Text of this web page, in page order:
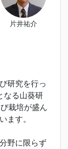
片井祐介
研究を行っ
なる山葵研
栽培が盛ん
ます。
野に限らず